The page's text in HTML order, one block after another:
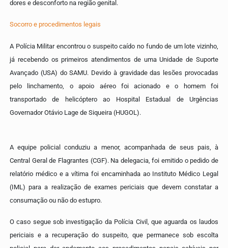
dores e desconforto na região genital.
Socorro e procedimentos legais
A Polícia Militar encontrou o suspeito caído no fundo de um lote vizinho,
já recebendo os primeiros atendimentos de uma Unidade de Suporte
Avançado (USA) do SAMU. Devido à gravidade das lesões provocadas
pelo linchamento, o apoio aéreo foi acionado e o homem foi
transportado de helicóptero ao Hospital Estadual de Urgências
Governador Otávio Lage de Siqueira (HUGOL).
A equipe policial conduziu a menor, acompanhada de seus pais, à
Central Geral de Flagrantes (CGF). Na delegacia, foi emitido o pedido de
relatório médico e a vítima foi encaminhada ao Instituto Médico Legal
(IML) para a realização de exames periciais que devem constatar a
consumação ou não do estupro.
O caso segue sob investigação da Polícia Civil, que aguarda os laudos
periciais e a recuperação do suspeito, que permanece sob escolta